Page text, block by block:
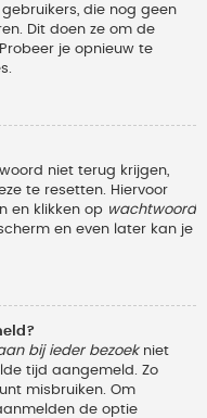
die nog geen
Dit doen ze om de
je opnieuw te
niet terug krijgen,
te resetten. Hiervoor
en klikken op wachtwoord
en even later kan je
bij ieder bezoekniet
tijd aangemeld. Zo
misbruiken. Om
de optie